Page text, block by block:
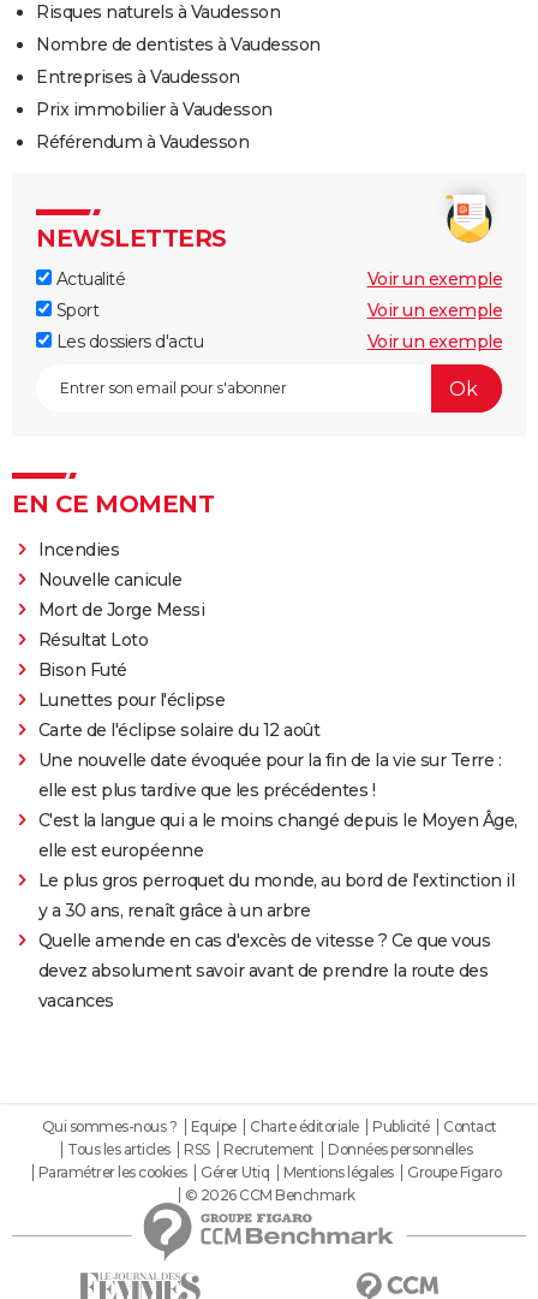
Risques naturels à Vaudesson
Nombre de dentistes à Vaudesson
Entreprises à Vaudesson
Prix immobilier à Vaudesson
Référendum à Vaudesson
NEWSLETTERS
Actualité
Voir un exemple
Sport
Voir un exemple
Les dossiers d'actu
Voir un exemple
EN CE MOMENT
Incendies
Nouvelle canicule
Mort de Jorge Messi
Résultat Loto
Bison Futé
Lunettes pour l'éclipse
Carte de l'éclipse solaire du 12 août
Une nouvelle date évoquée pour la fin de la vie sur Terre :
elle est plus tardive que les précédentes !
C'est la langue qui a le moins changé depuis le Moyen Âge,
elle est européenne
Le plus gros perroquet du monde, au bord de l'extinction il
y a 30 ans, renaît grâce à un arbre
Quelle amende en cas d'excès de vitesse ? Ce que vous
devez absolument savoir avant de prendre la route des
vacances
Qui sommes-nous ? Equipe Charte éditoriale Publicité
Contact
Tous les articles
RSS Recrutement
Données personnelles
Paramétrer les cookies
Gérer Utiq Mentions légales
Groupe Figaro
© 2026 CCM Benchmark